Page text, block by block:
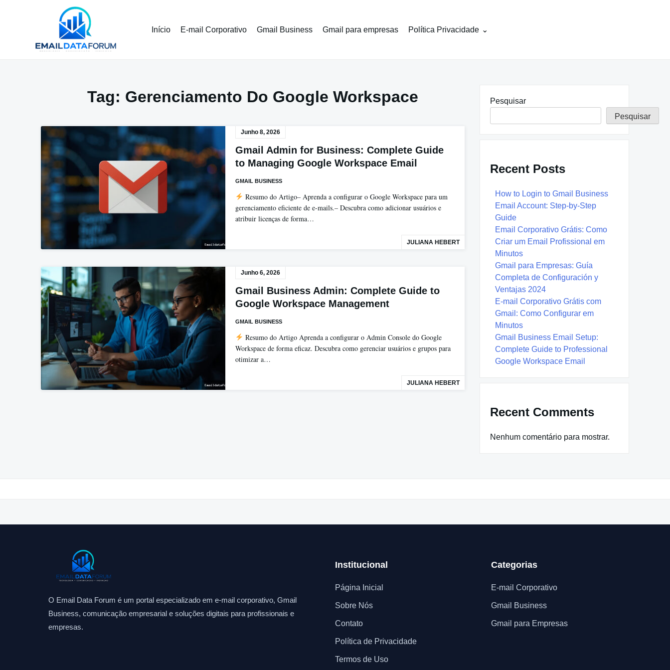
Início E-mail Corporativo Gmail Business Gmail para empresas Política Privacidade
Tag: Gerenciamento Do Google Workspace
Junho 8, 2026
Gmail Admin for Business: Complete Guide
to Managing Google Workspace Email
GMAIL BUSINESS
Resumo do Artigo– Aprenda a configurar o Google Workspace para um
gerenciamento eficiente de e-mails.– Descubra como adicionar usuários e
atribuir licenças de forma…
JULIANA HEBERT
Junho 6, 2026
Gmail Business Admin: Complete Guide to
Google Workspace Management
GMAIL BUSINESS
Resumo do Artigo Aprenda a configurar o Admin Console do Google
Workspace de forma eficaz. Descubra como gerenciar usuários e grupos para
otimizar a…
JULIANA HEBERT
Pesquisar
Pesquisar
Recent Posts
How to Login to Gmail Business
Email Account: Step-by-Step
Guide
Email Corporativo Grátis: Como
Criar um Email Profissional em
Minutos
Gmail para Empresas: Guía
Completa de Configuración y
Ventajas 2024
E-mail Corporativo Grátis com
Gmail: Como Configurar em
Minutos
Gmail Business Email Setup:
Complete Guide to Professional
Google Workspace Email
Recent Comments
Nenhum comentário para mostrar.
O Email Data Forum é um portal especializado em e-mail corporativo, Gmail
Business, comunicação empresarial e soluções digitais para profissionais e
empresas.
Institucional
Página Inicial
Sobre Nós
Contato
Política de Privacidade
Termos de Uso
Categorias
E-mail Corporativo
Gmail Business
Gmail para Empresas